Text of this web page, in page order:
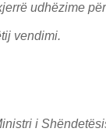
udhëzime
vendimi.
i